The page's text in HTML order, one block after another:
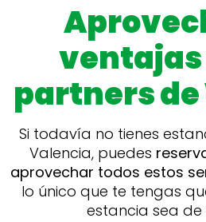
ventajas
partners de
Si todavía no tienes
Valencia, puedes
aprovechar todos estos
lo único que te tengas
estancia sea de